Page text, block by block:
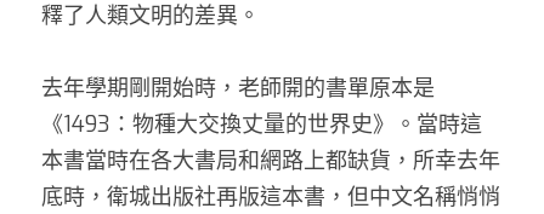
釋了人類文明的差異。
去年學期剛開始時，老師開的書單原本是
《1493：物種大交換丈量的世界史》。當時這
本書當時在各大書局和網路上都缺貨，所幸去年
底時，衛城出版社再版這本書，但中文名稱悄悄